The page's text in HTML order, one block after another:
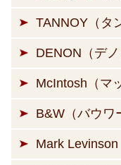
TANNOY（タ
DENON（デノ
McIntosh（マ
B&W（バウワ
Mark Levinson